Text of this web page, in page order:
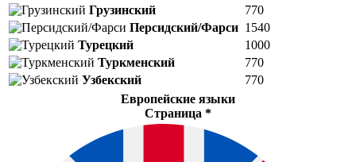
Грузинский
770
Персидский/Фарси 1540
Турецкий
1000
Туркменский
770
Узбекский
770
Европейские языки
Страница *